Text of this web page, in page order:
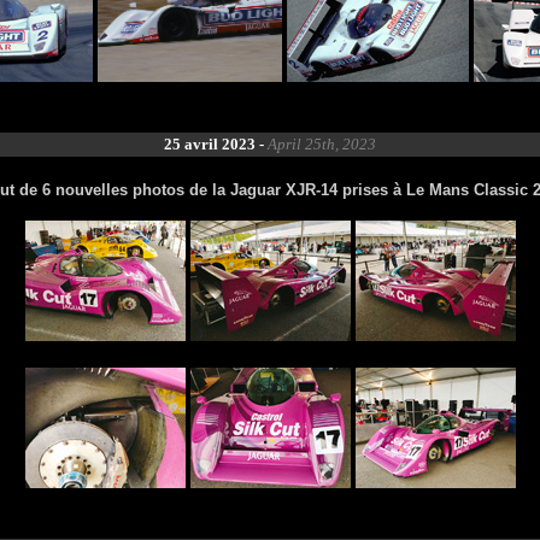
25 avril 2023 - April 25th, 2023
de 6 nouvelles photos de la Jaguar XJR-14 prises à Le Mans Classic